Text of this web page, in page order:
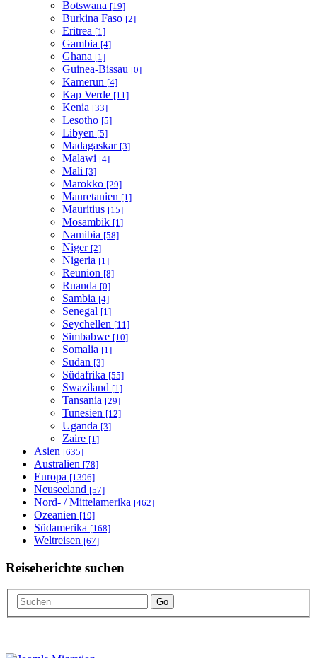
Botswana [19]
Burkina Faso [2]
Eritrea [1]
Gambia [4]
Ghana [1]
Guinea-Bissau [0]
Kamerun [4]
Kap Verde [11]
Kenia [33]
Lesotho [5]
Libyen [5]
Madagaskar [3]
Malawi [4]
Mali [3]
Marokko [29]
Mauretanien [1]
Mauritius [15]
Mosambik [1]
Namibia [58]
Niger [2]
Nigeria [1]
Reunion [8]
Ruanda [0]
Sambia [4]
Senegal [1]
Seychellen [11]
Simbabwe [10]
Somalia [1]
Sudan [3]
Südafrika [55]
Swaziland [1]
Tansania [29]
Tunesien [12]
Uganda [3]
Zaire [1]
Asien [635]
Australien [78]
Europa [1396]
Neuseeland [57]
Nord- / Mittelamerika [462]
Ozeanien [19]
Südamerika [168]
Weltreisen [67]
Reiseberichte suchen
Go